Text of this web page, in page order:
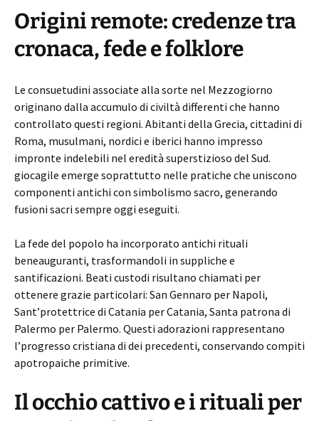
Origini remote: credenze tra
cronaca, fede e folklore
Le consuetudini associate alla sorte nel Mezzogiorno
originano dalla accumulo di civiltà differenti che hanno
controllato questi regioni. Abitanti della Grecia, cittadini di
Roma, musulmani, nordici e iberici hanno impresso
impronte indelebili nel eredità superstizioso del Sud.
giocagile emerge soprattutto nelle pratiche che uniscono
componenti antichi con simbolismo sacro, generando
fusioni sacri sempre oggi eseguiti.
La fede del popolo ha incorporato antichi rituali
beneauguranti, trasformandoli in suppliche e
santificazioni. Beati custodi risultano chiamati per
ottenere grazie particolari: San Gennaro per Napoli,
Sant’protettrice di Catania per Catania, Santa patrona di
Palermo per Palermo. Questi adorazioni rappresentano
l’progresso cristiana di dei precedenti, conservando compiti
apotropaiche primitive.
Il occhio cattivo e i rituali per